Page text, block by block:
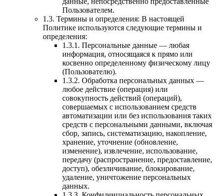
Пользователем.
1.3. Термины и определения: В настоящей
Политике используются следующие термины и
определения:
1.3.1. Персональные данные — любая
информация, относящаяся к прямо или
косвенно определенному физическому лицу
(Пользователю).
1.3.2. Обработка персональных данных —
любое действие (операция) или
совокупность действий (операций),
совершаемых с использованием средств
автоматизации или без использования таких
средств с персональными данными, включая
сбор, запись, систематизацию, накопление,
хранение, уточнение (обновление,
изменение), извлечение, использование,
передачу (распространение, предоставление,
доступ), обезличивание, блокирование,
удаление, уничтожение персональных
данных.